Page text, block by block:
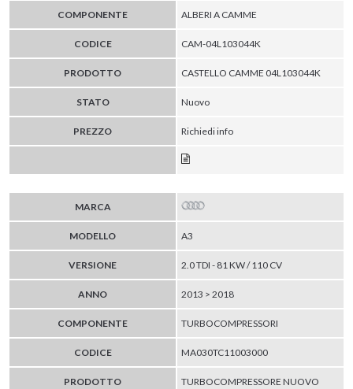
COMPONENTE ALBERI A CAMME
CODICE CAM-04L103044K
PRODOTTO CASTELLO CAMME 04L103044K
STATO Nuovo
PREZZO Richiedi info
MARCA
MODELLO A3
VERSIONE 2.0 TDI - 81 KW / 110 CV
ANNO 2013 > 2018
COMPONENTE TURBOCOMPRESSORI
CODICE MA030TC11003000
PRODOTTO TURBOCOMPRESSORE NUOVO